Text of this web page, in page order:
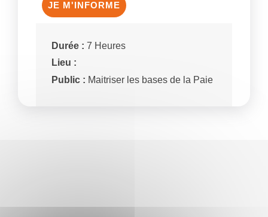
JE M'INFORME
Durée : 7 Heures
Lieu :
Public : Maitriser les bases de la Paie